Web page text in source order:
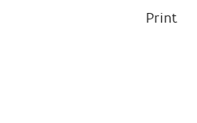
Print